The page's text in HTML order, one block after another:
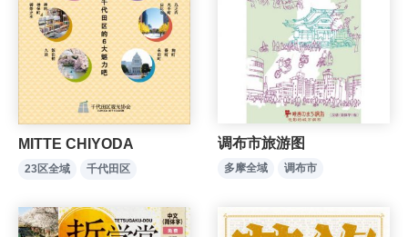
MITTE CHIYODA
23区全域 千代田区
调布市旅游图
多摩全域 调布市